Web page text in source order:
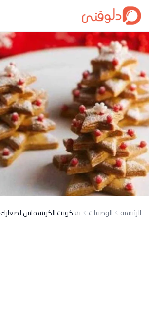
الرئيسية الوصفات بسكويت الكريسماس لصغارك